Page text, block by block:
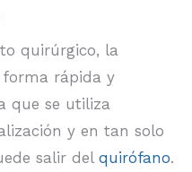
quirúrgico, la
forma rápida y
que se utiliza
y en tan solo
salir del quirófano.